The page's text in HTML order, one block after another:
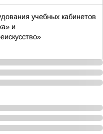
учебных кабинетов
и